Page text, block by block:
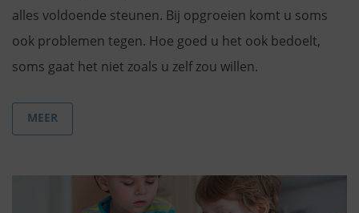
alles voldoende steunen. Bij opgroeien komt u soms
ook problemen tegen. Hoe goed u het ook bedoelt,
soms gaat het niet zoals u zelf zou willen.
MEER